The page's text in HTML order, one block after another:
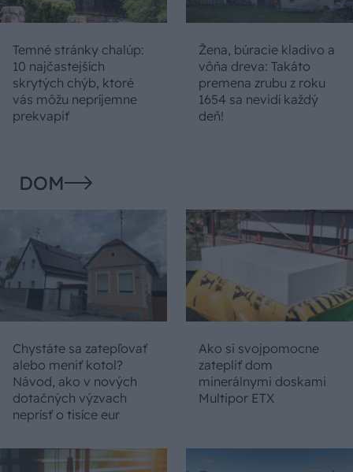
Temné stránky chalúp:
10 najčastejších
skrytých chýb, ktoré
vás môžu nepríjemne
prekvapiť
Žena, búracie kladivo a
vôňa dreva: Takáto
premena zrubu z roku
1654 sa nevidí každý
deň!
DOM
Chystáte sa zatepľovať
alebo meniť kotol?
Návod, ako v nových
dotačných výzvach
neprísť o tisíce eur
Ako si svojpomocne
zatepliť dom
minerálnymi doskami
Multipor ETX